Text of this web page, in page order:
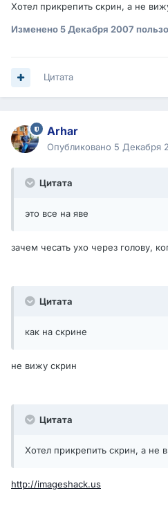
Хотел прикрепить скрин, а не
Изменено5 Декабря 2007
Цитата
Arhar
Опубликовано 5 Декабря
Цитата
это все на яве
зачем чесать ухо через голову,
Цитата
как на скрине
не вижу скрин
Цитата
Хотел прикрепить скрин, а не
http://imageshack.us